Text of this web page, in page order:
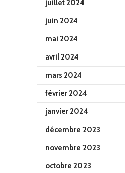
juillet 2024
juin 2024
mai 2024
avril 2024
mars 2024
février 2024
janvier 2024
décembre 2023
novembre 2023
octobre 2023